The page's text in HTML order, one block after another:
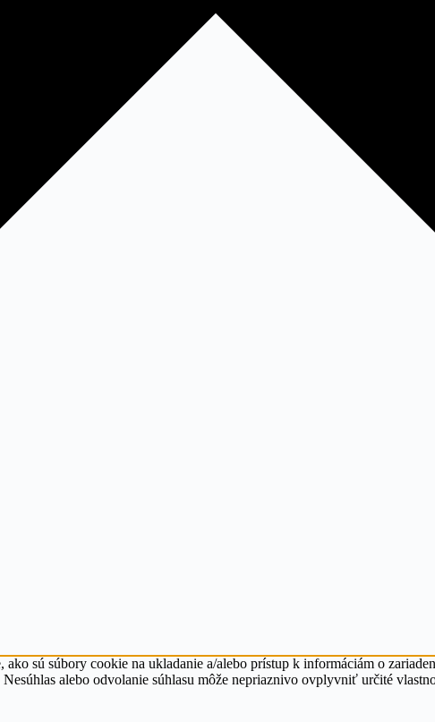
sú súbory cookie na ukladanie a/alebo prístup k informáciám o
alebo odvolanie súhlasu môže nepriaznivo ovplyvniť určité